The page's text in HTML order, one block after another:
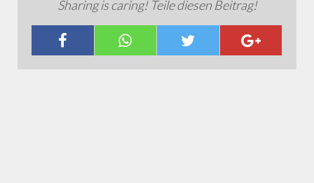
Sharing is caring! Teile diesen Beitrag!